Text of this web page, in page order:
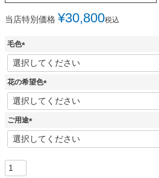
当店特別価格 ¥30,800税込
毛色
(
必
須
花の希望色
(
必
ご用途
(
必